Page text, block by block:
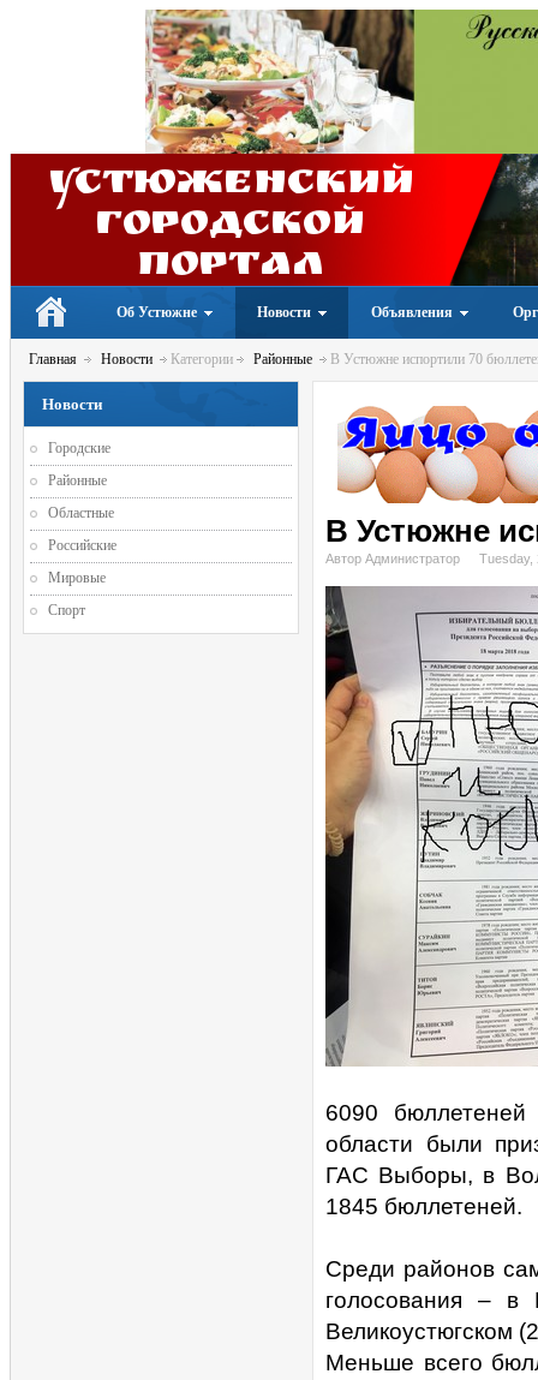
Устюженский
Городской
портал
Об Устюжне Новости Объявления
Главная Новости Категории Районные В Устюжне испортили 70
В Устюжне
Автор Администратор Tuesday,
6090
области были
ГАС Выборы, в
1845 бюллетеней.
Среди районов
голосования – в
Великоустюгском
Меньше всего
Новости
Городские
Районные
Областные
Российские
Мировые
Спорт